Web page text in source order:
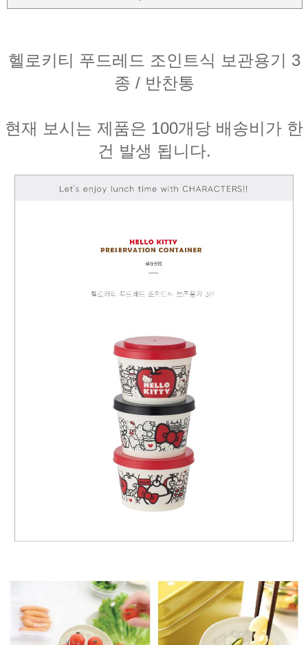
헬로키티 푸드레드 조인트식 보관용기 3
종 / 반찬통
현재 보시는 제품은 100개당 배송비가 한
건 발생 됩니다.